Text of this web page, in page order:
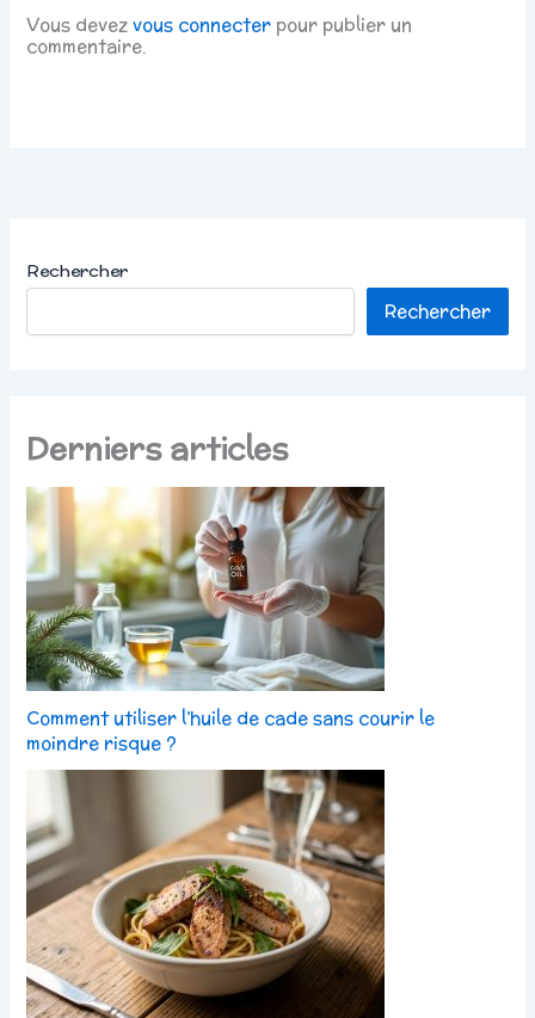
Vous devezvous connecter pour publier un
commentaire.
Rechercher
Rechercher
Derniers articles
Comment utiliser l’huile de cade sans courir le
moindre risque ?